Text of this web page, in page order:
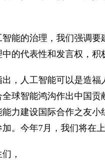
能的治理，我们强调要
的代表性和发言权，
出，人工智能可以是造
球智能鸿沟作出中国
力建设国际合作之友
。今年7月，我们将在
，